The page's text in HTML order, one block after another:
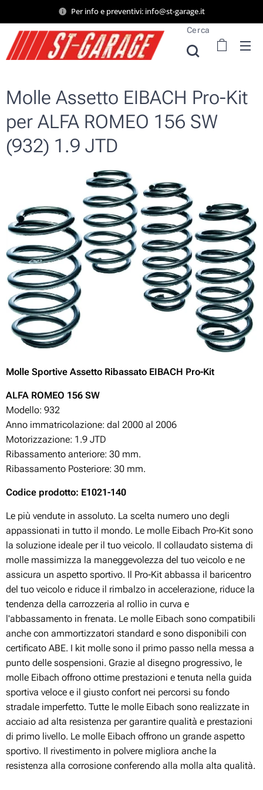
Per info e preventivi: info@st-garage.it
Cerca
Molle Assetto EIBACH Pro-Kit
per ALFA ROMEO 156 SW
(932) 1.9 JTD
Molle Sportive Assetto Ribassato EIBACH Pro-Kit
ALFA ROMEO 156 SW
Modello: 932
Anno immatricolazione: dal 2000 al 2006
Motorizzazione: 1.9 JTD
Ribassamento anteriore: 30 mm.
Ribassamento Posteriore: 30 mm.
Codice prodotto: E1021-140
Le più vendute in assoluto. La scelta numero uno degli
appassionati in tutto il mondo. Le molle Eibach Pro-Kit sono
la soluzione ideale per il tuo veicolo. Il collaudato sistema di
molle massimizza la maneggevolezza del tuo veicolo e ne
assicura un aspetto sportivo. Il Pro-Kit abbassa il baricentro
del tuo veicolo e riduce il rimbalzo in accelerazione, riduce la
tendenza della carrozzeria al rollio in curva e
l'abbassamento in frenata. Le molle Eibach sono compatibili
anche con ammortizzatori standard e sono disponibili con
certificato ABE. I kit molle sono il primo passo nella messa a
punto delle sospensioni. Grazie al disegno progressivo, le
molle Eibach offrono ottime prestazioni e tenuta nella guida
sportiva veloce e il giusto confort nei percorsi su fondo
stradale imperfetto. Tutte le molle Eibach sono realizzate in
acciaio ad alta resistenza per garantire qualità e prestazioni
di primo livello. Le molle Eibach offrono un grande aspetto
sportivo. Il rivestimento in polvere migliora anche la
resistenza alla corrosione conferendo alla molla alta qualità.